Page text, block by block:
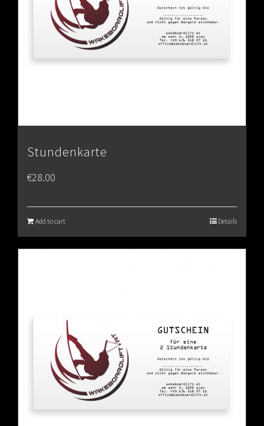
Stundenkarte
€28.00
Add to cart Details